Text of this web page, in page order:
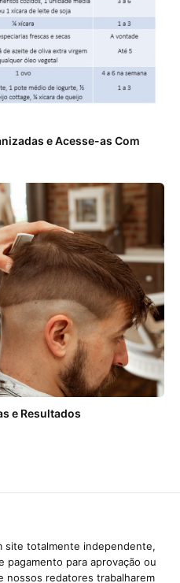
e Acesse-as Com
e Resultados
site totalmente independente,
para aprovação ou
nossos redatores trabalharem